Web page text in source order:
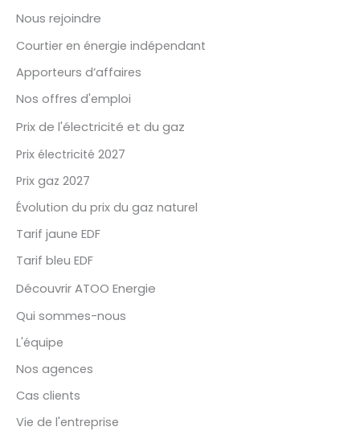
Nous rejoindre
Courtier en énergie indépendant
Apporteurs d’affaires
Nos offres d'emploi
Prix de l'électricité et du gaz
Prix électricité 2027
Prix gaz 2027
Évolution du prix du gaz naturel
Tarif jaune EDF
Tarif bleu EDF
Découvrir ATOO Energie
Qui sommes-nous
L'équipe
Nos agences
Cas clients
Vie de l'entreprise